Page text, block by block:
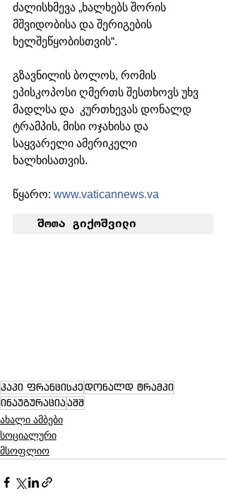
ძალისხმევა „ხალხებს შორის
მშვიდობისა და შერიგების
ხელშეწყობისთვის“.
გზავნილის ბოლოს, რომის
ეპისკოპოსი ღმერთს შესთხოვს უხვ
მადლსა და  კურთხევას დონალდ
ტრამპის, მისი ოჯახისა და
საყვარელი ამერიკელი
ხალხისათვის.
წყარო: www.vaticannews.va
შოთა გიქოშვილი
პაპი ფრანცისკედონალდ ტრამპი
ინაუგურაციააშშ
ახალი ამბები
სოციალური
მსოფლიო